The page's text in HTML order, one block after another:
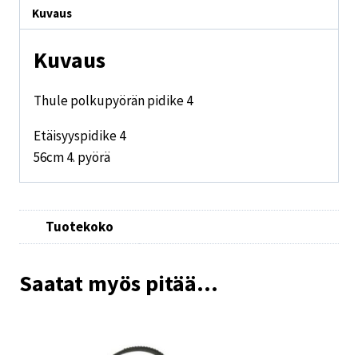
Kuvaus
Kuvaus
Thule polkupyörän pidike 4
Etäisyyspidike 4
56cm 4. pyörä
Tuotekoko
Saatat myös pitää...